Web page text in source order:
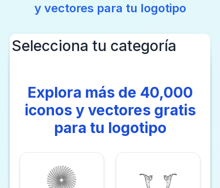
y vectores para tu logotipo
Selecciona tu categoría
Explora más de 40,000
iconos y vectores gratis
para tu logotipo